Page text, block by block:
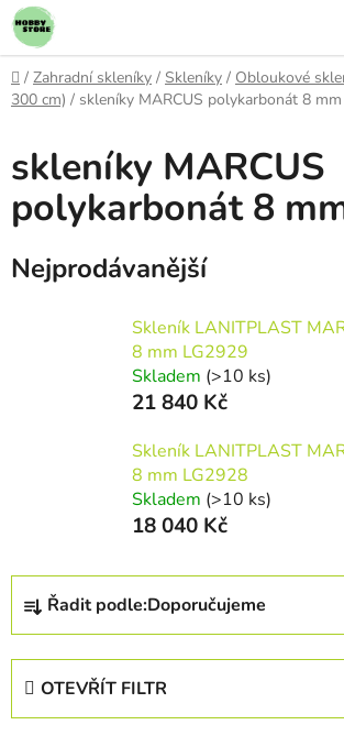
Přejít
na
obsah
Domů
/ Zahradní skleníky / Skleníky / Obloukové
300 cm) / skleníky MARCUS polykarbonát 8 mm
skleníky MARCUS
polykarbonát 8
Nejprodávanější
Skleník LANITPLAST
8 mm LG2929
Skladem (>10 ks)
21 840 Kč
Skleník LANITPLAST
8 mm LG2928
Skladem (>10 ks)
18 040 Kč
Ř
z
Řadit podle:Doporučujeme
OTEVŘÍT FILTR